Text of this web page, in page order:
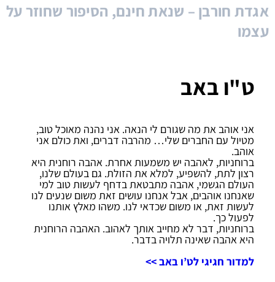
אגדת חורבן – שנאת חינם, הסיפור שחוזר על
עצמו
ט"ו באב
אני אוהב את מה שגורם לי הנאה. אני נהנה מאוכל טוב,
מטיול עם החברים שלי… מהרבה דברים, ואת כולם אני
אוהב.
ברוחניות, לאהבה יש משמעות אחרת. אהבה רוחנית היא
רצון לתת, להשפיע, למלא את הזולת. גם בעולם שלנו,
העולם הגשמי, אהבה מתבטאת בדחף לעשות טוב למי
שאנחנו אוהבים, אבל אנחנו עושים זאת משום שנעים לנו
לעשות זאת, או משום שכדאי לנו. משהו מאלץ אותנו
לפעול כך.
ברוחניות, דבר לא מחייב אותך לאהוב. האהבה הרוחנית
היא אהבה שאינה תלויה בדבר.
למדור חגיגי לט’ו באב >>